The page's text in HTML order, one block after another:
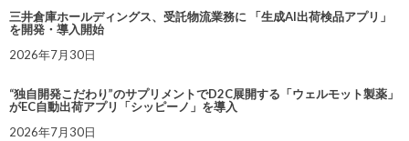
三井倉庫ホールディングス、受託物流業務に 「生成AI出荷検品アプリ」
を開発・導入開始
2026年7月30日
“独自開発こだわり”のサプリメントでD2C展開する「ウェルモット製薬」
がEC自動出荷アプリ「シッピーノ」を導入
2026年7月30日